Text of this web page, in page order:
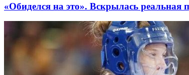
«Обиделся на это». Вскрылась реальная